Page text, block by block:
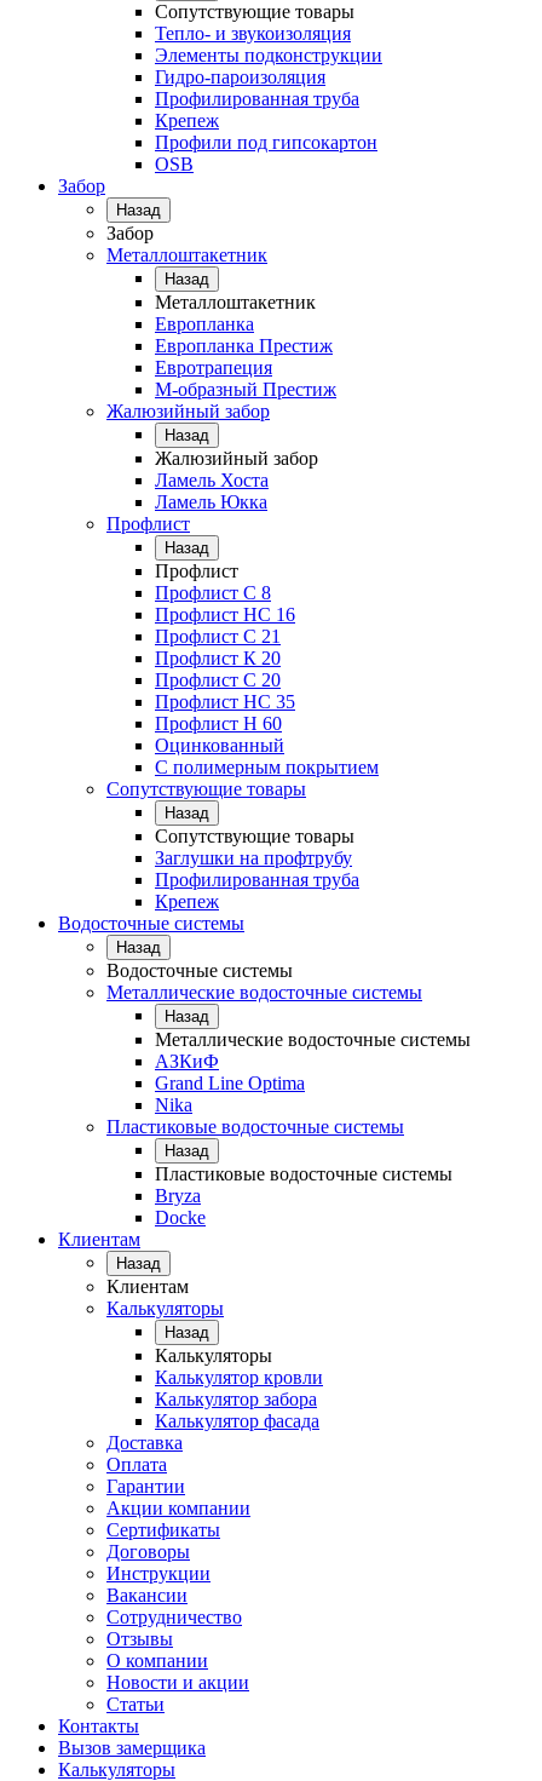
Сопутствующие товары
Тепло- и звукоизоляция
Элементы подконструкции
Гидро-пароизоляция
Профилированная труба
Крепеж
Профили под гипсокартон
OSB
Забор
Назад
Забор
Металлоштакетник
Назад
Металлоштакетник
Европланка
Европланка Престиж
Евротрапеция
М-образный Престиж
Жалюзийный забор
Назад
Жалюзийный забор
Ламель Хоста
Ламель Юкка
Профлист
Назад
Профлист
Профлист С 8
Профлист НС 16
Профлист C 21
Профлист К 20
Профлист С 20
Профлист НС 35
Профлист Н 60
Оцинкованный
С полимерным покрытием
Сопутствующие товары
Назад
Сопутствующие товары
Заглушки на профтрубу
Профилированная труба
Крепеж
Водосточные системы
Назад
Водосточные системы
Металлические водосточные системы
Назад
Металлические водосточные системы
АЗКиФ
Grand Line Optima
Nika
Пластиковые водосточные системы
Назад
Пластиковые водосточные системы
Bryza
Docke
Клиентам
Назад
Клиентам
Калькуляторы
Назад
Калькуляторы
Калькулятор кровли
Калькулятор забора
Калькулятор фасада
Доставка
Оплата
Гарантии
Акции компании
Сертификаты
Договоры
Инструкции
Вакансии
Сотрудничество
Отзывы
О компании
Новости и акции
Статьи
Контакты
Вызов замерщика
Калькуляторы